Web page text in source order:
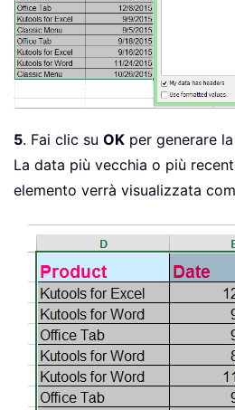
5. Fai clic su OK per generare
La data più vecchia o più
elemento verrà visualizzata